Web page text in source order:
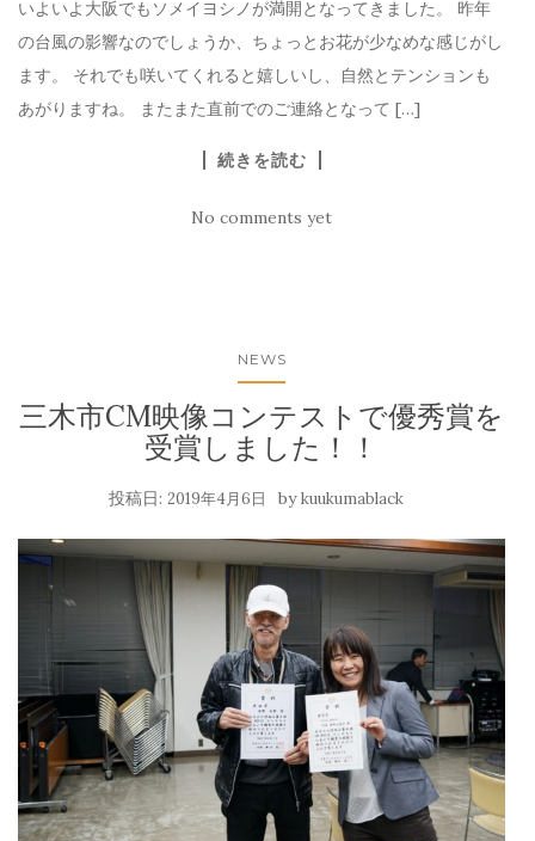
いよいよ大阪でもソメイヨシノが満開となってきました。 昨年
の台風の影響なのでしょうか、ちょっとお花が少なめな感じがし
ます。 それでも咲いてくれると嬉しいし、自然とテンションも
あがりますね。 またまた直前でのご連絡となって […]
続きを読む
No comments yet
NEWS
三木市CM映像コンテストで優秀賞を
受賞しました！！
投稿日: 2019年4月6日 bykuukumablack